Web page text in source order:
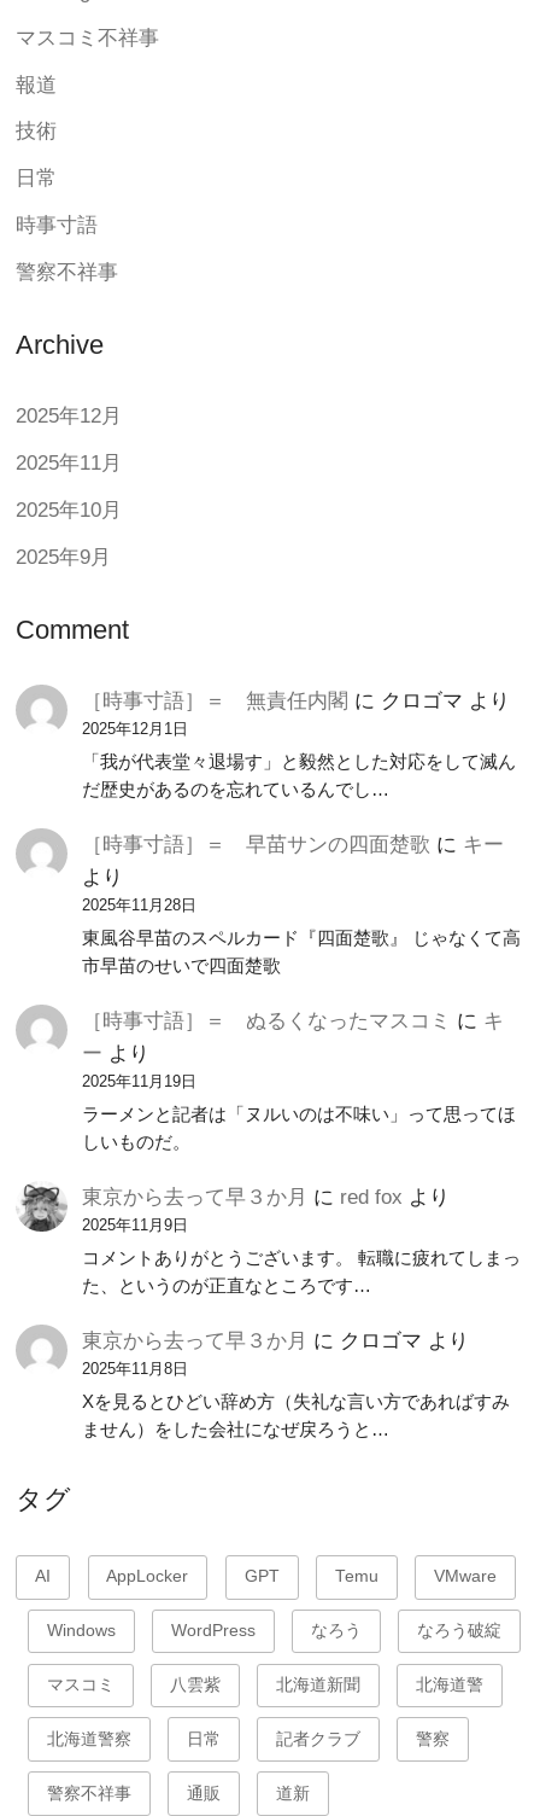
マスコミ不祥事
報道
技術
日常
時事寸語
警察不祥事
Archive
2025年12月
2025年11月
2025年10月
2025年9月
Comment
［時事寸語］＝ 無責任内閣 に クロゴマ より
2025年12月1日
「我が代表堂々退場す」と毅然とした対応をして滅ん
だ歴史があるのを忘れているんでし…
［時事寸語］＝ 早苗サンの四面楚歌 に キー
より
2025年11月28日
東風谷早苗のスペルカード『四面楚歌』 じゃなくて高
市早苗のせいで四面楚歌
［時事寸語］＝ ぬるくなったマスコミ に キ
ー より
2025年11月19日
ラーメンと記者は「ヌルいのは不味い」って思ってほ
しいものだ。
東京から去って早３か月 に red fox より
2025年11月9日
コメントありがとうございます。 転職に疲れてしまっ
た、というのが正直なところです…
東京から去って早３か月 に クロゴマ より
2025年11月8日
Xを見るとひどい辞め方（失礼な言い方であればすみ
ません）をした会社になぜ戻ろうと…
タグ
AI AppLocker GPT Temu VMware
Windows WordPress なろう なろう破綻
マスコミ 八雲紫 北海道新聞 北海道警
北海道警察 日常 記者クラブ 警察
警察不祥事 通販 道新